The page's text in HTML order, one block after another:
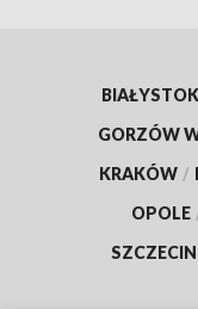
BIAŁYSTOK
GORZÓW
KRAKÓW /
OPOLE
SZCZECIN